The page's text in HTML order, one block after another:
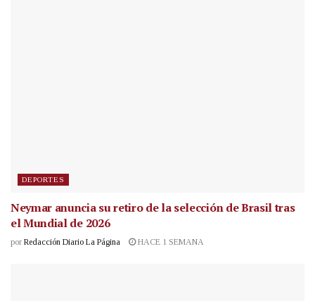
DEPORTES
Neymar anuncia su retiro de la selección de Brasil tras
el Mundial de 2026
por Redacción Diario La Página HACE 1 SEMANA